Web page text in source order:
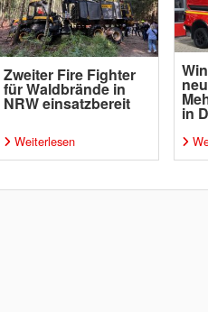
Zweiter Fire Fighter
für Waldbrände in
NRW einsatzbereit
Weiterlesen
in